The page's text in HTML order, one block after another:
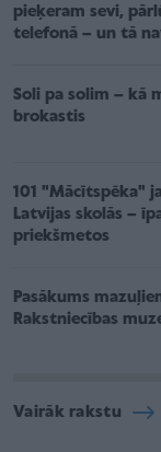
pieķeram sevi,
telefonā – un tā
Soli pa solim – kā
brokastis
101 "Mācītspēka"
Latvijas skolās –
priekšmetos
Pasākums
Rakstniecības
Vairāk rakstu